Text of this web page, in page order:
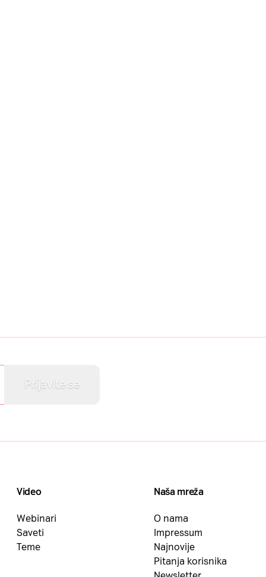
Video
Webinari
Saveti
Teme
Naša mreža
O nama
Impressum
Najnovije
Pitanja korisnika